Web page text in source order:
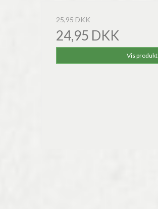
25,95 DKK
24,95 DKK
Vis produkt